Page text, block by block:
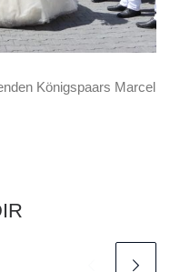
Königspaars Marcel